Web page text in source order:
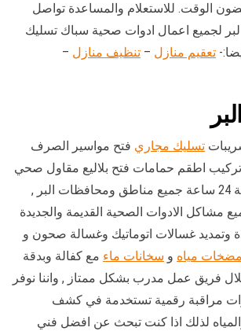
الوقت. للاستعلام والمساعدة تواصل
لجميع اعمال ادوات صحية سباك تسليك
تعقيم منازل – تنظيف منازل –
تسليك مجاري فتح مواسير الصرف
اطقم حمامات فتح بلاليع مقاول صحي
شاطر ورخيص خدمة 24 ساعة جميع مناطق ومحافظات البر ,
مشاكل الادوات الصحية القديمة والجديدة
وتمديد غسالات اتوماتيك وغسالة صحون و
مضخات مياه و سخانات ماء مع كفالة وبدقة
فريق عمل مدرب بشكل ممتاز , واننا نوفر
مراقبة رقمية تستخدمة في كشف
لذلك اذا كنت تبحث عن افضل فني